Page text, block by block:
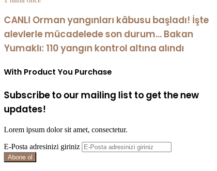
CANLI Orman yangınları kâbusu başladı! İşte
alevlerle mücadelede son durum… Bakan
Yumaklı: 110 yangın kontrol altına alındı
With Product You Purchase
Subscribe to our mailing list to get the new
updates!
Lorem ipsum dolor sit amet, consectetur.
E-Posta adresinizi giriniz